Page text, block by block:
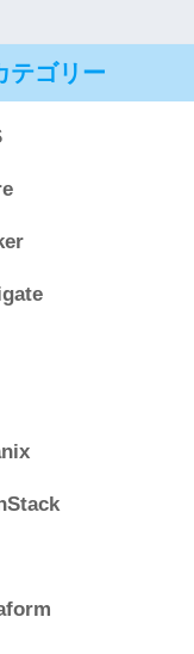
テゴリー